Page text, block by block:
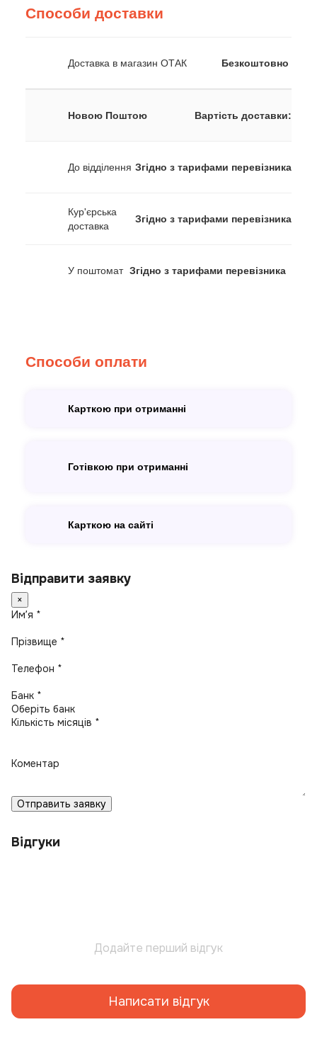
Способи доставки
Доставка в магазин ОТАК Безкоштовно
Новою Поштою Вартість доставки:
До відділення Згідно з тарифами перевізника
Кур'єрська
доставка
Згідно з тарифами перевізника
У поштомат Згідно з тарифами перевізника
Способи оплати
Карткою при отриманні
Готівкою при отриманні
Карткою на сайті
Відправити заявку
×
Имʼя *
Прізвище *
Телефон *
Банк *
Кількість місяців *
Коментар
Отправить заявку
Відгуки
Додайте перший відгук
Написати відгук